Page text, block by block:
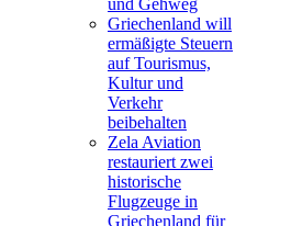
und Gehweg
Griechenland will
ermäßigte Steuern
auf Tourismus,
Kultur und
Verkehr
beibehalten
Zela Aviation
restauriert zwei
historische
Flugzeuge in
Griechenland für